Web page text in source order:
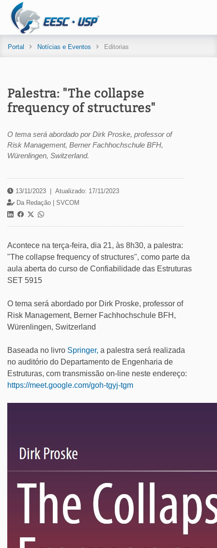
Portal Notícias e Eventos Editorias
Palestra: "The collapse
frequency of structures"
O tema será abordado por Dirk Proske, professor of
Risk Management, Berner Fachhochschule BFH,
Würenlingen, Switzerland.
13/11/2023
Atualizado: 17/11/2023
Da Redação | SVCOM
Acontece na terça-feira, dia 21, às 8h30, a palestra:
"The collapse frequency of structures", como parte da
aula aberta do curso de Confiabilidade das Estruturas
SET 5915
O tema será abordado por Dirk Proske, professor of
Risk Management, Berner Fachhochschule BFH,
Würenlingen, Switzerland
Baseada no livro Springer, a palestra será realizada
no auditório do Departamento de Engenharia de
Estruturas, com transmissão on-line neste endereço:
https://meet.google.com/goh-tgyj-tgm